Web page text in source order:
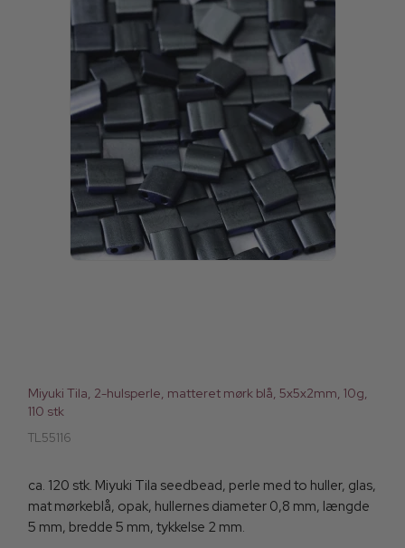
Miyuki Tila, 2-hulsperle, matteret mørk blå, 5x5x2mm, 10g,
110 stk
TL55116
ca. 120 stk. Miyuki Tila seedbead, perle med to huller, glas,
mat mørkeblå, opak, hullernes diameter 0,8 mm, længde
5 mm, bredde 5 mm, tykkelse 2 mm.